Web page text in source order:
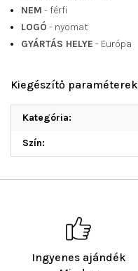
Ingyenes ajándék
NEM - férfi
LOGÓ - nyomat
GYÁRTÁS HELYE - Európa
Kiegészítő paraméterek
Kategória:
Szín: